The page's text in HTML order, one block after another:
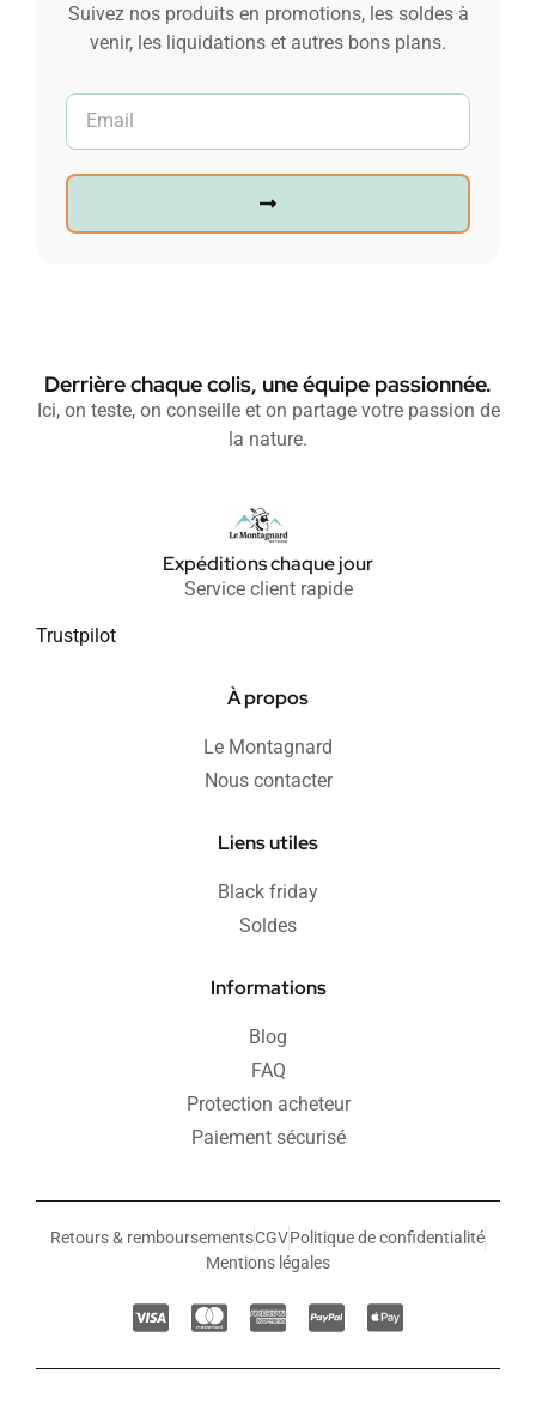
Suivez nos produits en promotions, les soldes à
venir, les liquidations et autres bons plans.
Derrière chaque colis, une équipe passionnée.
Ici, on teste, on conseille et on partage votre passion de
la nature.
Expéditions chaque jour
Service client rapide
Trustpilot
À propos
Le Montagnard
Nous contacter
Liens utiles
Black friday
Soldes
Informations
Blog
FAQ
Protection acheteur
Paiement sécurisé
Retours & remboursementsCGVPolitique de confidentialité
Mentions légales